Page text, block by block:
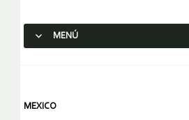
MENÚ
MEXICO